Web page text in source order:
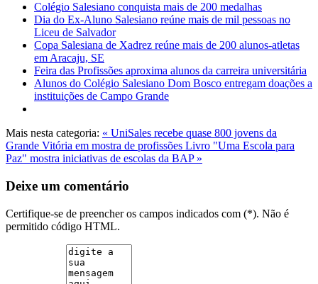
Colégio Salesiano conquista mais de 200 medalhas
Dia do Ex-Aluno Salesiano reúne mais de mil pessoas no
Liceu de Salvador
Copa Salesiana de Xadrez reúne mais de 200 alunos-atletas
em Aracaju, SE
Feira das Profissões aproxima alunos da carreira universitária
Alunos do Colégio Salesiano Dom Bosco entregam doações a
instituições de Campo Grande
Mais nesta categoria: « UniSales recebe quase 800 jovens da
Grande Vitória em mostra de profissões Livro "Uma Escola para
Paz" mostra iniciativas de escolas da BAP »
Deixe um comentário
Certifique-se de preencher os campos indicados com (*). Não é
permitido código HTML.